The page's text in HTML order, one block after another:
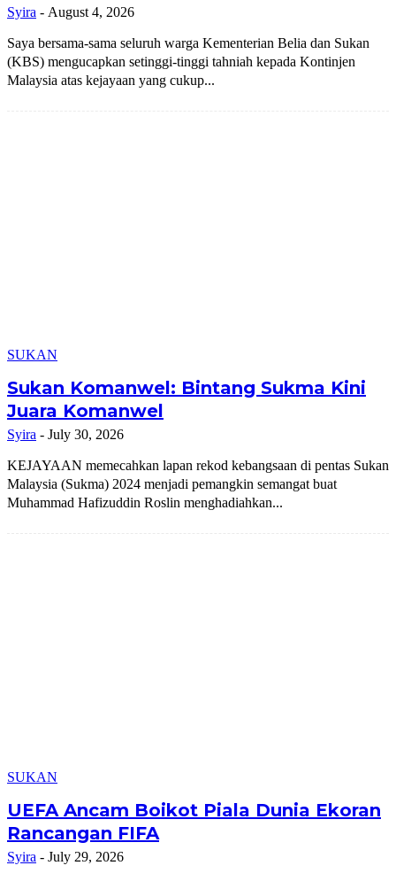
Syira - August 4, 2026
Saya bersama-sama seluruh warga Kementerian Belia dan Sukan
(KBS) mengucapkan setinggi-tinggi tahniah kepada Kontinjen
Malaysia atas kejayaan yang cukup...
SUKAN
Sukan Komanwel: Bintang Sukma Kini
Juara Komanwel
Syira - July 30, 2026
KEJAYAAN memecahkan lapan rekod kebangsaan di pentas Sukan
Malaysia (Sukma) 2024 menjadi pemangkin semangat buat
Muhammad Hafizuddin Roslin menghadiahkan...
SUKAN
UEFA Ancam Boikot Piala Dunia Ekoran
Rancangan FIFA
Syira - July 29, 2026